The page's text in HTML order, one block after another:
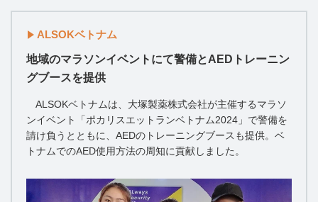
ALSOKベトナム
地域のマラソンイベントにて警備とAEDトレーニン
グブースを提供
ALSOKベトナムは、大塚製薬株式会社が主催するマラソ
ンイベント「ポカリスエットランベトナム2024」で警備を
請け負うとともに、AEDのトレーニングブースも提供。ベ
トナムでのAED使用方法の周知に貢献しました。